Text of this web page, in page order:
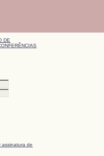
DE
assinatura de